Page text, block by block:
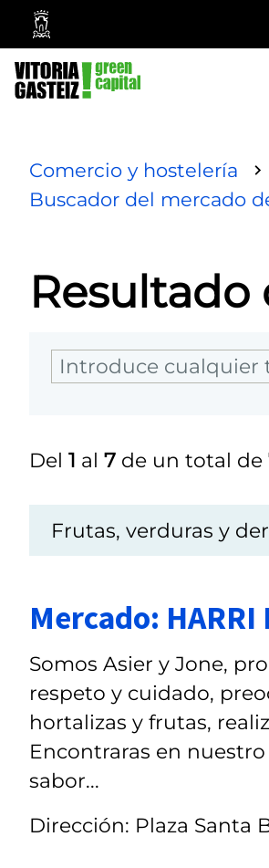
Ayuntamiento
Vitoria-
Gasteiz
Comercio y hostelería
Buscador del mercado
Resultado
Del 1 al 7 de un total de
Frutas, verduras y
Mercado: HARRI
Somos Asier y Jone,
respeto y cuidado,
hortalizas y frutas,
Encontraras en
sabor...
Dirección: Plaza Santa